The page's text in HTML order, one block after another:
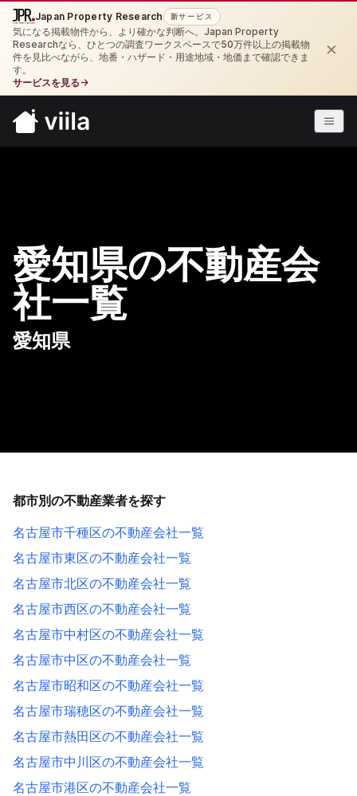
Japan Property Research 新サービス
気になる掲載物件から、より確かな判断へ。Japan Property
Researchなら、ひとつの調査ワークスペースで50万件以上の掲載物
件を見比べながら、地番・ハザード・用途地域・地価まで確認できま
す。
サービスを見る →
×
愛知県の不動産会
社一覧
愛知県
都市別の不動産業者を探す
名古屋市千種区の不動産会社一覧
名古屋市東区の不動産会社一覧
名古屋市北区の不動産会社一覧
名古屋市西区の不動産会社一覧
名古屋市中村区の不動産会社一覧
名古屋市中区の不動産会社一覧
名古屋市昭和区の不動産会社一覧
名古屋市瑞穂区の不動産会社一覧
名古屋市熱田区の不動産会社一覧
名古屋市中川区の不動産会社一覧
名古屋市港区の不動産会社一覧